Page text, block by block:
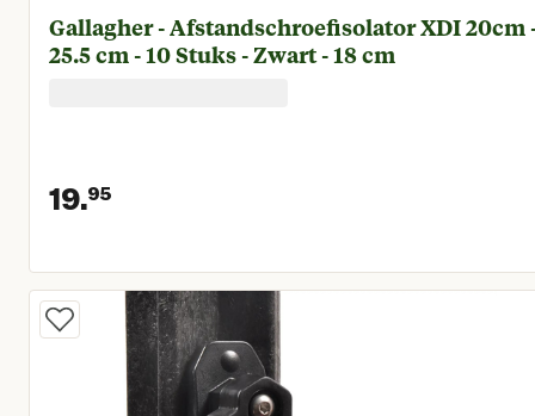
Gallagher - Afstandschroefisolator XDI 20cm
25.5 cm - 10 Stuks - Zwart - 18 cm
19.95
Huidige prijs € 19,95